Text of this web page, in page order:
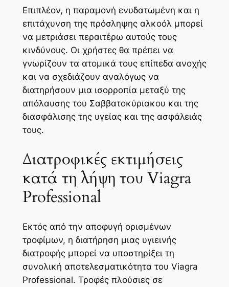
Επιπλέον, η παραμονή ενυδατωμένη και η
επιτάχυνση της πρόσληψης αλκοόλ μπορεί
να μετριάσει περαιτέρω αυτούς τους
κινδύνους. Οι χρήστες θα πρέπει να
γνωρίζουν τα ατομικά τους επίπεδα ανοχής
και να σχεδιάζουν αναλόγως να
διατηρήσουν μια ισορροπία μεταξύ της
απόλαυσης του Σαββατοκύριακου και της
διασφάλισης της υγείας και της ασφάλειάς
τους.
Διατροφικές εκτιμήσεις
κατά τη λήψη του Viagra
Professional
Εκτός από την αποφυγή ορισμένων
τροφίμων, η διατήρηση μιας υγιεινής
διατροφής μπορεί να υποστηρίξει τη
συνολική αποτελεσματικότητα του Viagra
Professional. Τροφές πλούσιες σε